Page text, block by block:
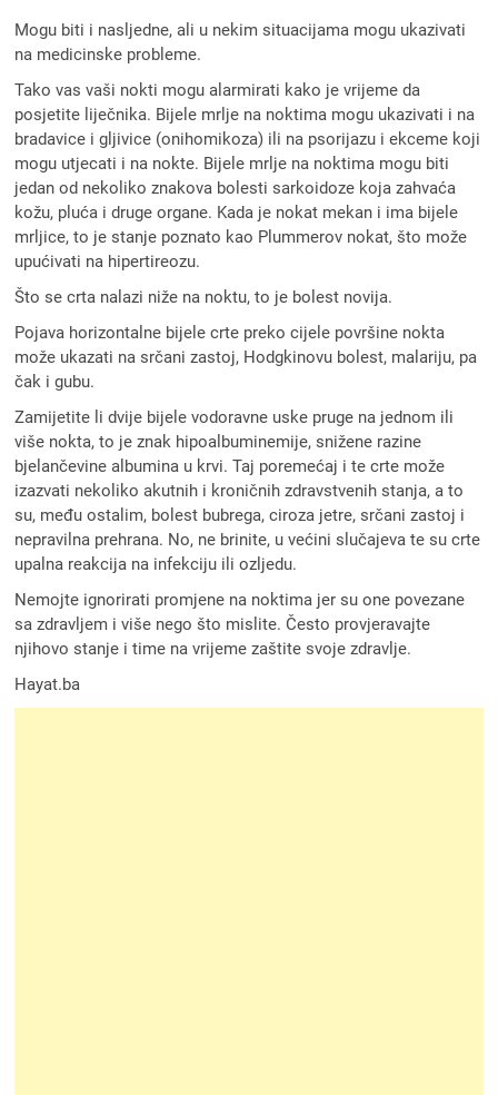
Mogu biti i nasljedne, ali u nekim situacijama mogu ukazivati
na medicinske probleme.
Tako vas vaši nokti mogu alarmirati kako je vrijeme da
posjetite liječnika. Bijele mrlje na noktima mogu ukazivati i na
bradavice i gljivice (onihomikoza) ili na psorijazu i ekceme koji
mogu utjecati i na nokte. Bijele mrlje na noktima mogu biti
jedan od nekoliko znakova bolesti sarkoidoze koja zahvaća
kožu, pluća i druge organe. Kada je nokat mekan i ima bijele
mrljice, to je stanje poznato kao Plummerov nokat, što može
upućivati na hipertireozu.
Što se crta nalazi niže na noktu, to je bolest novija.
Pojava horizontalne bijele crte preko cijele površine nokta
može ukazati na srčani zastoj, Hodgkinovu bolest, malariju, pa
čak i gubu.
Zamijetite li dvije bijele vodoravne uske pruge na jednom ili
više nokta, to je znak hipoalbuminemije, snižene razine
bjelančevine albumina u krvi. Taj poremećaj i te crte može
izazvati nekoliko akutnih i kroničnih zdravstvenih stanja, a to
su, među ostalim, bolest bubrega, ciroza jetre, srčani zastoj i
nepravilna prehrana. No, ne brinite, u većini slučajeva te su crte
upalna reakcija na infekciju ili ozljedu.
Nemojte ignorirati promjene na noktima jer su one povezane
sa zdravljem i više nego što mislite. Često provjeravajte
njihovo stanje i time na vrijeme zaštite svoje zdravlje.
Hayat.ba